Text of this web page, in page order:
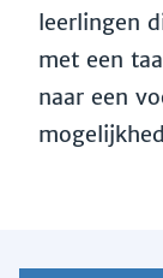
leerlingen
met een
naar een